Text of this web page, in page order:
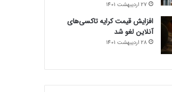
27 اردیبهشت 1401
افزایش قیمت کرایه تاکسی‌های
آنلاین لغو شد
28 اردیبهشت 1401